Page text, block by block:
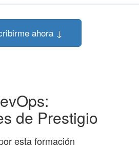
ahora ↓
de Prestigio
esta formación